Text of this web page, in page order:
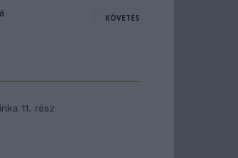
KÖVETÉS
11. rész